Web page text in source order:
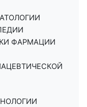
ФАРМАЦИИ